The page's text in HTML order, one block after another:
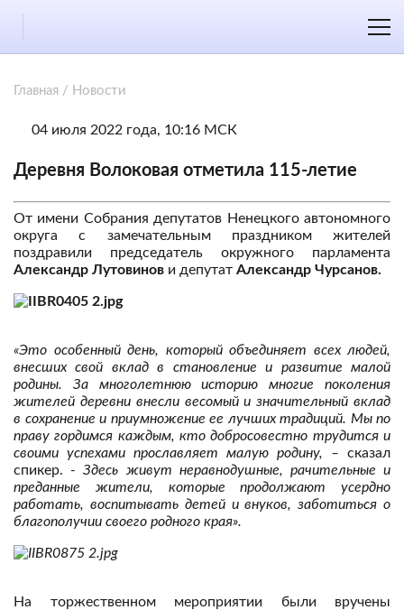
Главная / Новости
04 июля 2022 года, 10:16 МСК
Деревня Волоковая отметила 115-летие
От имени Собрания депутатов Ненецкого автономного
округа с замечательным праздником жителей
поздравили председатель окружного парламента
Александр Лутовинов и депутат Александр Чурсанов.
«Это особенный день, который объединяет всех людей,
внесших свой вклад в становление и развитие малой
родины. За многолетнюю историю многие поколения
жителей деревни внесли весомый и значительный вклад
в сохранение и приумножение ее лучших традиций. Мы по
праву гордимся каждым, кто добросовестно трудится и
своими успехами прославляет малую родину, – сказал
спикер. - Здесь живут неравнодушные, рачительные и
преданные жители, которые продолжают усердно
работать, воспитывать детей и внуков, заботиться о
благополучии своего родного края».
На торжественном мероприятии были вручены